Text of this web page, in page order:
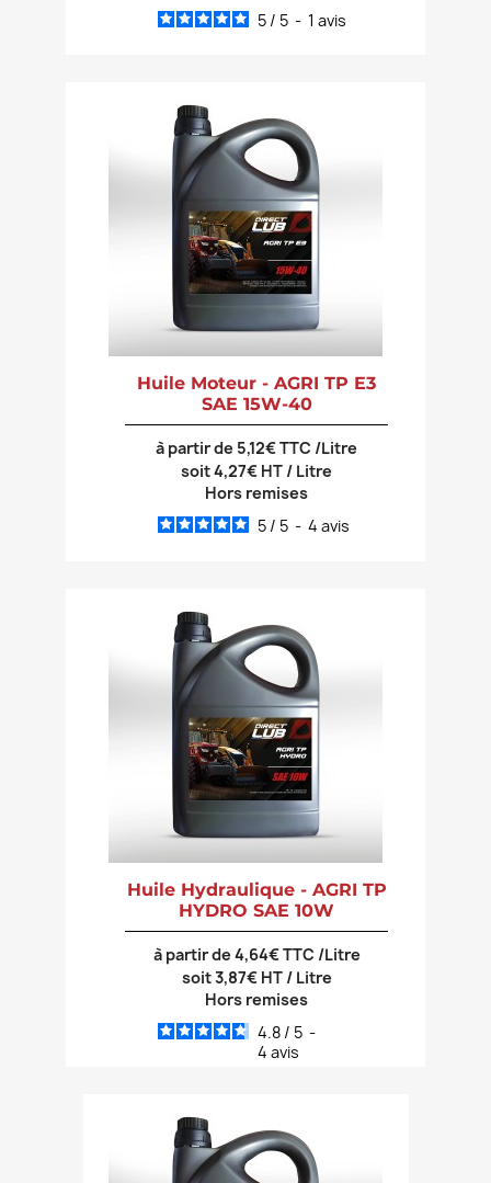
5 / 5 - 1 avis
Huile Moteur - AGRI TP E3
SAE 15W-40
à partir de 5,12€ TTC /Litre
soit 4,27€ HT / Litre
Hors remises
5 / 5 - 4 avis
Huile Hydraulique - AGRI TP
HYDRO SAE 10W
à partir de 4,64€ TTC /Litre
soit 3,87€ HT / Litre
Hors remises
4.8 / 5 -
4 avis